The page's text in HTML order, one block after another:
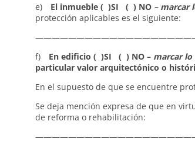
e) El inmueble ( )SI ( ) NO – marcar
protección aplicables es el siguiente:
f) En edificio ( )SI ( ) NO –marcar lo
particular valor arquitectónico o
En el supuesto de que se encuentre
Se deja mención expresa de que en
de reforma o rehabilitación: